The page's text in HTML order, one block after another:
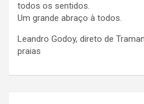
todos os sentidos.
Um grande abraço à todos.
Leandro Godoy, direto de
praias